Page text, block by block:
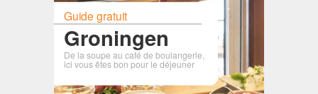
Guide gratuit
Groningen
De la soupe au café de boulangerie,
ici vous êtes bon pour le déjeuner